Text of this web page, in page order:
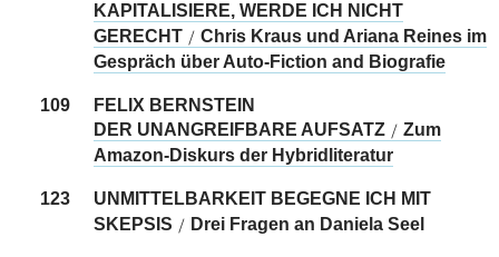
KAPITALISIERE, WERDE ICH NICHT
GERECHT / Chris Kraus und Ariana Reines im
Gespräch über Auto-Fiction and Biografie
109
FELIX BERNSTEIN
DER UNANGREIFBARE AUFSATZ/ Zum
Amazon-Diskurs der Hybridliteratur
123
UNMITTELBARKEIT BEGEGNE ICH MIT
SKEPSIS / Drei Fragen an Daniela Seel